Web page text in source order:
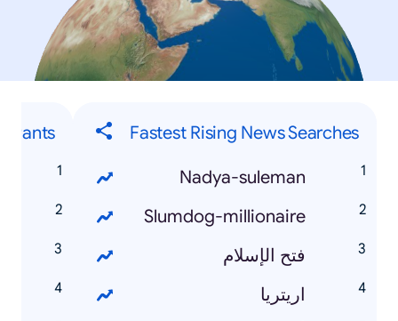
Fastest Rising News Searches
Nadya-suleman
Slumdog-millionaire
فتح الإسلام
اريتريا